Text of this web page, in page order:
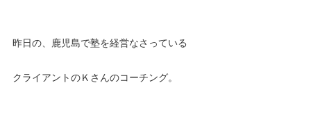
昨日の、鹿児島で塾を経営なさっている
クライアントのＫさんのコーチング。